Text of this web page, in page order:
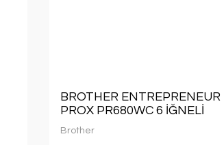
BROTHER ENTREPRENEUR
PROX PR680WC 6 İĞNELİ
PROFESYONEL NAKIŞ
MAKİNESİ
Brother